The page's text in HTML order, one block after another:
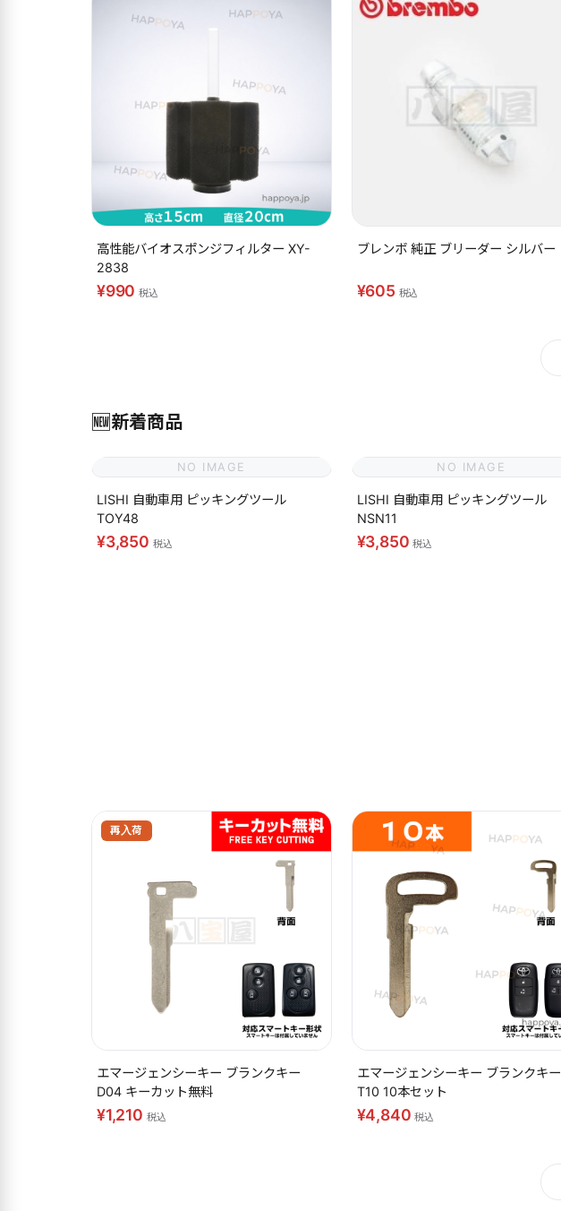
高性能バイオスポンジフィルター XY-
2838
¥990税込
ブレンボ 純正 ブリーダー シルバー
¥605 税込
🆕新着商品
NO IMAGE
LISHI 自動車用 ピッキングツール
TOY48
¥3,850 税込
NO IMAGE
LISHI 自動車用 ピッキングツール
NSN11
¥3,850税込
エマージェンシーキー ブランクキー
D04 キーカット無料
¥1,210 税込
エマージェンシーキー ブランクキー
T10 10本セット
¥4,840税込